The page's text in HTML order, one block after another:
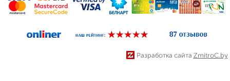
Разработка сайта ZmitroC.by